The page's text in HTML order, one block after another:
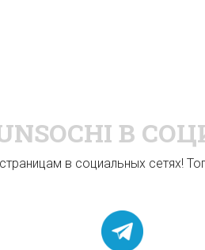
В
в социальных сетях!